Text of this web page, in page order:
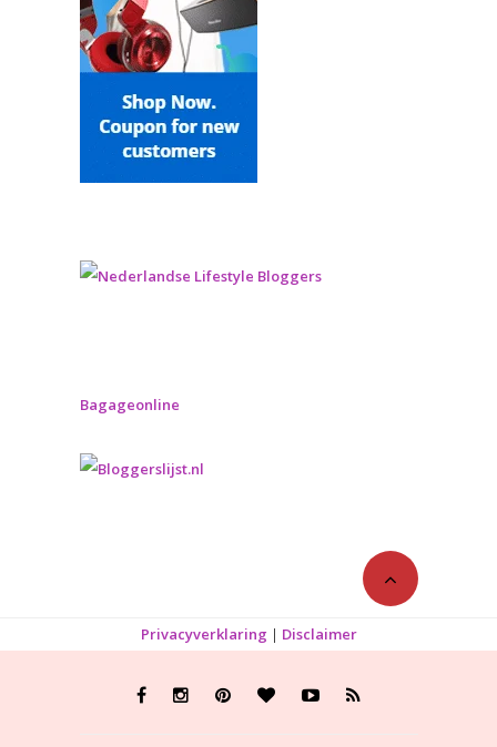
Bagageonline
Privacyverklaring | Disclaimer